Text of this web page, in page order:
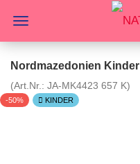
Nordmazedonien
(Art.Nr.: JA-MK4423 657 K)
-50% KINDER